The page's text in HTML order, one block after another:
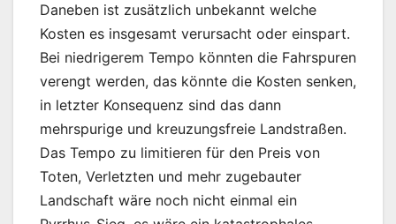
Daneben ist zusätzlich unbekannt welche
Kosten es insgesamt verursacht oder einspart.
Bei niedrigerem Tempo könnten die Fahrspuren
verengt werden, das könnte die Kosten senken,
in letzter Konsequenz sind das dann
mehrspurige und kreuzungsfreie Landstraßen.
Das Tempo zu limitieren für den Preis von
Toten, Verletzten und mehr zugebauter
Landschaft wäre noch nicht einmal ein